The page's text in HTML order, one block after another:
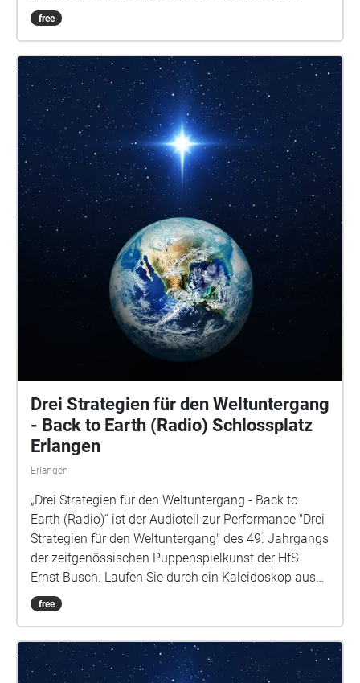
Hilsbach (for further details): https://www.hilsbach-
kunst-kultur.de/pages/kontakt.php Info DE: Info EN:
owls fly with typewriters, satellites and fallen star’s
vomit. Seeds drop into glasses and bees are chased
with smoke. Honey drips from staircase railings.
Pianos may help but must not. Fieldrecordings and
sounds by: Sarah Washington (Analogue Birds,
2014); Smoke Box, Gueterbahnhof Bremen; snippet
of singing saw by Mimosa Pale; diverse satellites
(NASA)
free
Drei Strategien für den Weltuntergang
- Back to Earth (Radio) Schlossplatz
Erlangen
Erlangen
„Drei Strategien für den Weltuntergang - Back to
Earth (Radio)“ ist der Audioteil zur Performance "Drei
Strategien für den Weltuntergang" des 49. Jahrgangs
der zeitgenössischen Puppenspielkunst der HfS
Ernst Busch. Laufen Sie durch ein Kaleidoskop aus
Stimmen und Sounds. Exitterra, Wilde Hilde und
Landeteam Erde sind drei Zugänge zur Frage: Was
Halt gibt. Vielleicht sehen wir uns ja schon bald auf
dem Mars? Die Performance fand am 27.5.2025 an
free